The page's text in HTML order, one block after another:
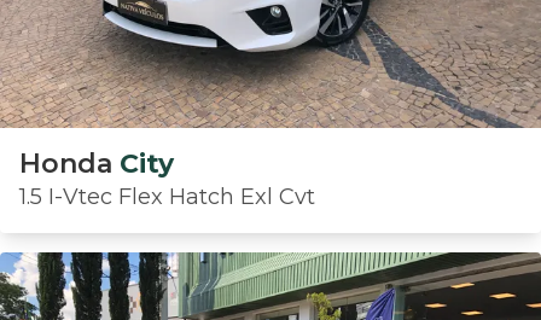
Honda City
1.5 I-Vtec Flex Hatch Exl Cvt